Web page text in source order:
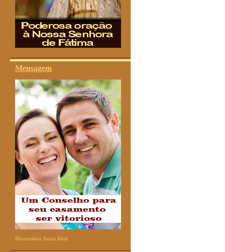
Mensagem
Monsenhor Jonas Abib